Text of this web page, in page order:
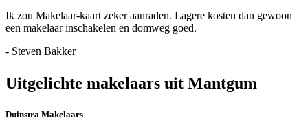
Ik zou Makelaar-kaart zeker aanraden. Lagere kosten dan gewoon
een makelaar inschakelen en domweg goed.
- Steven Bakker
Uitgelichte makelaars uit Mantgum
Duinstra Makelaars